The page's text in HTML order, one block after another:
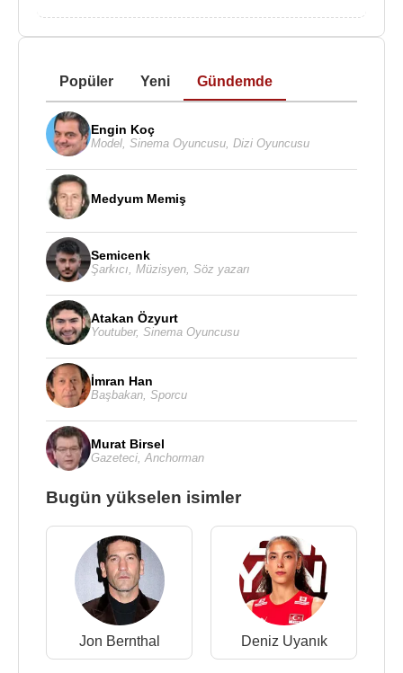
Popüler Yeni Gündemde
Engin Koç
Model Sinema Oyuncusu Dizi Oyuncusu
Medyum Memiş
Semicenk
Şarkıcı Müzisyen Söz yazarı
Atakan Özyurt
Youtuber, Sinema Oyuncusu
İmran Han
Başbakan Sporcu
Murat Birsel
Gazeteci Anchorman
Bugün yükselen isimler
Jon Bernthal Deniz Uyanık